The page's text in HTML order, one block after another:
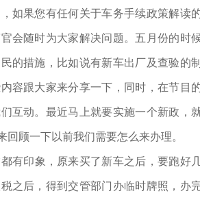
如果您有任何关于车务手续政策解读
会随时为大家解决问题。五月份的时
的措施，比如说有新车出厂及查验的
容跟大家来分享一下，同时，在节目
互动。最近马上就要实施一个新政，
顾一下以前我们需要怎么来办理。
有印象，原来买了新车之后，要跑好
之后，得到交管部门办临时牌照，办